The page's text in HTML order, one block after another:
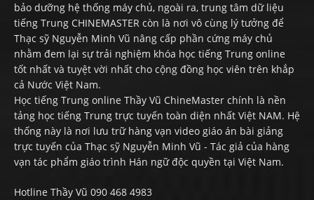
bảo dưỡng hệ thống máy chủ, ngoài ra, trung tâm dữ liệu
tiếng Trung CHINEMASTER còn là nơi vô cùng lý tưởng để
Thạc sỹ Nguyễn Minh Vũ nâng cấp phần cứng máy chủ
nhằm đem lại sự trải nghiệm khóa học tiếng Trung online
tốt nhất và tuyệt vời nhất cho cộng đồng học viên trên khắp
cả Nước Việt Nam.
Học tiếng Trung online Thầy Vũ ChineMaster chính là nền
tảng học tiếng Trung trực tuyến toàn diện nhất Việt NAM. Hệ
thống này là nơi lưu trữ hàng vạn video giáo án bài giảng
trực tuyến của Thạc sỹ Nguyễn Minh Vũ - Tác giả của hàng
vạn tác phẩm giáo trình Hán ngữ độc quyền tại Việt Nam.
Hotline Thầy Vũ 090 468 4983